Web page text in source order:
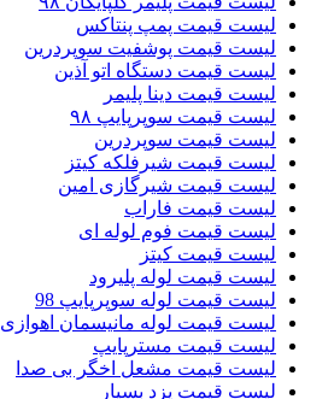
لیست قیمت پمپ پنتاکس
لیست قیمت پوشفیت سوپردرین
لیست قیمت دستگاه اتو آذین
لیست قیمت دینا پلیمر
لیست قیمت سوپرپایپ ۹۸
لیست قیمت سوپردرین
لیست قیمت شیرفلکه کیتز
لیست قیمت شیرگازی امین
لیست قیمت فاراب
لیست قیمت فوم لوله ای
لیست قیمت کیتز
لیست قیمت لوله پلیرود
لیست قیمت لوله سوپرپایپ 98
لیست قیمت لوله مانیسمان اهوازی
لیست قیمت مسترپایپ
لیست قیمت مشعل اخگر بی صدا
لیست قیمت یزد بسپار